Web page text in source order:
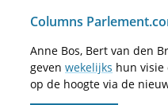
Columns
Anne Bos, Bert van den
geven wekelijks hun visie
op de hoogte via de